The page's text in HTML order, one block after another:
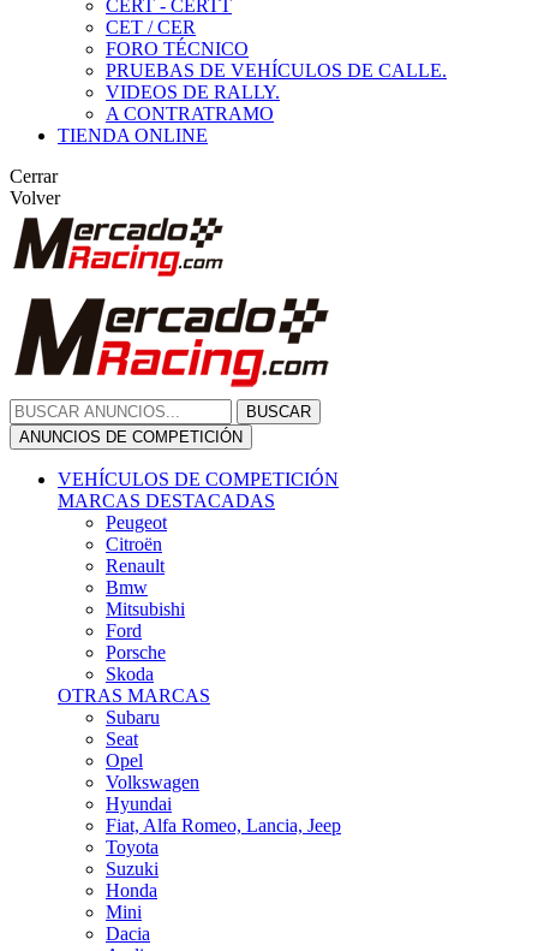
CERT - CERTT
CET / CER
FORO TÉCNICO
PRUEBAS DE VEHÍCULOS DE CALLE.
VIDEOS DE RALLY.
A CONTRATRAMO
TIENDA ONLINE
Cerrar
Volver
BUSCAR
ANUNCIOS DE COMPETICIÓN
VEHÍCULOS DE COMPETICIÓN
MARCAS DESTACADAS
Peugeot
Citroën
Renault
Bmw
Mitsubishi
Ford
Porsche
Skoda
OTRAS MARCAS
Subaru
Seat
Opel
Volkswagen
Hyundai
Fiat, Alfa Romeo, Lancia, Jeep
Toyota
Suzuki
Honda
Mini
Dacia